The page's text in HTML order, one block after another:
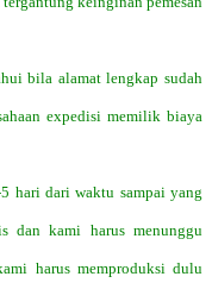
bila alamat lengkap sudah
expedisi memilik biaya
hari dari waktu sampai yang
dan kami harus menunggu
harus memproduksi dulu